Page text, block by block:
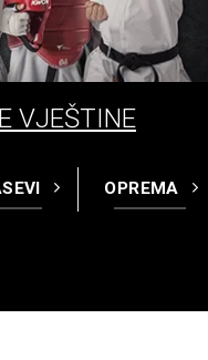
VJEŠTINE
OPREMA